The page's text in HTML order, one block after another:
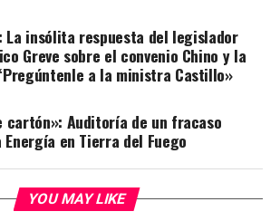
La insólita respuesta del legislador
Greve sobre el convenio Chino y la
a la ministra Castillo»
cartón»: Auditoría de un fracaso
en Tierra del Fuego
YOU MAY LIKE